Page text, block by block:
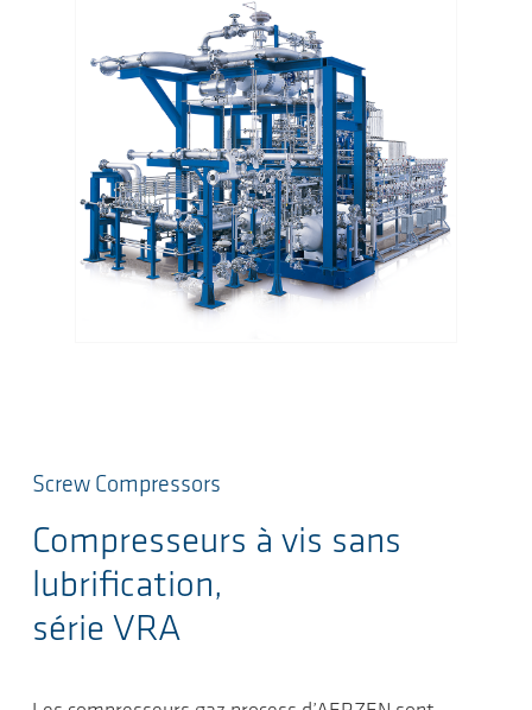
Screw Compressors
Compresseurs à vis sans
lubrification,
série VRA